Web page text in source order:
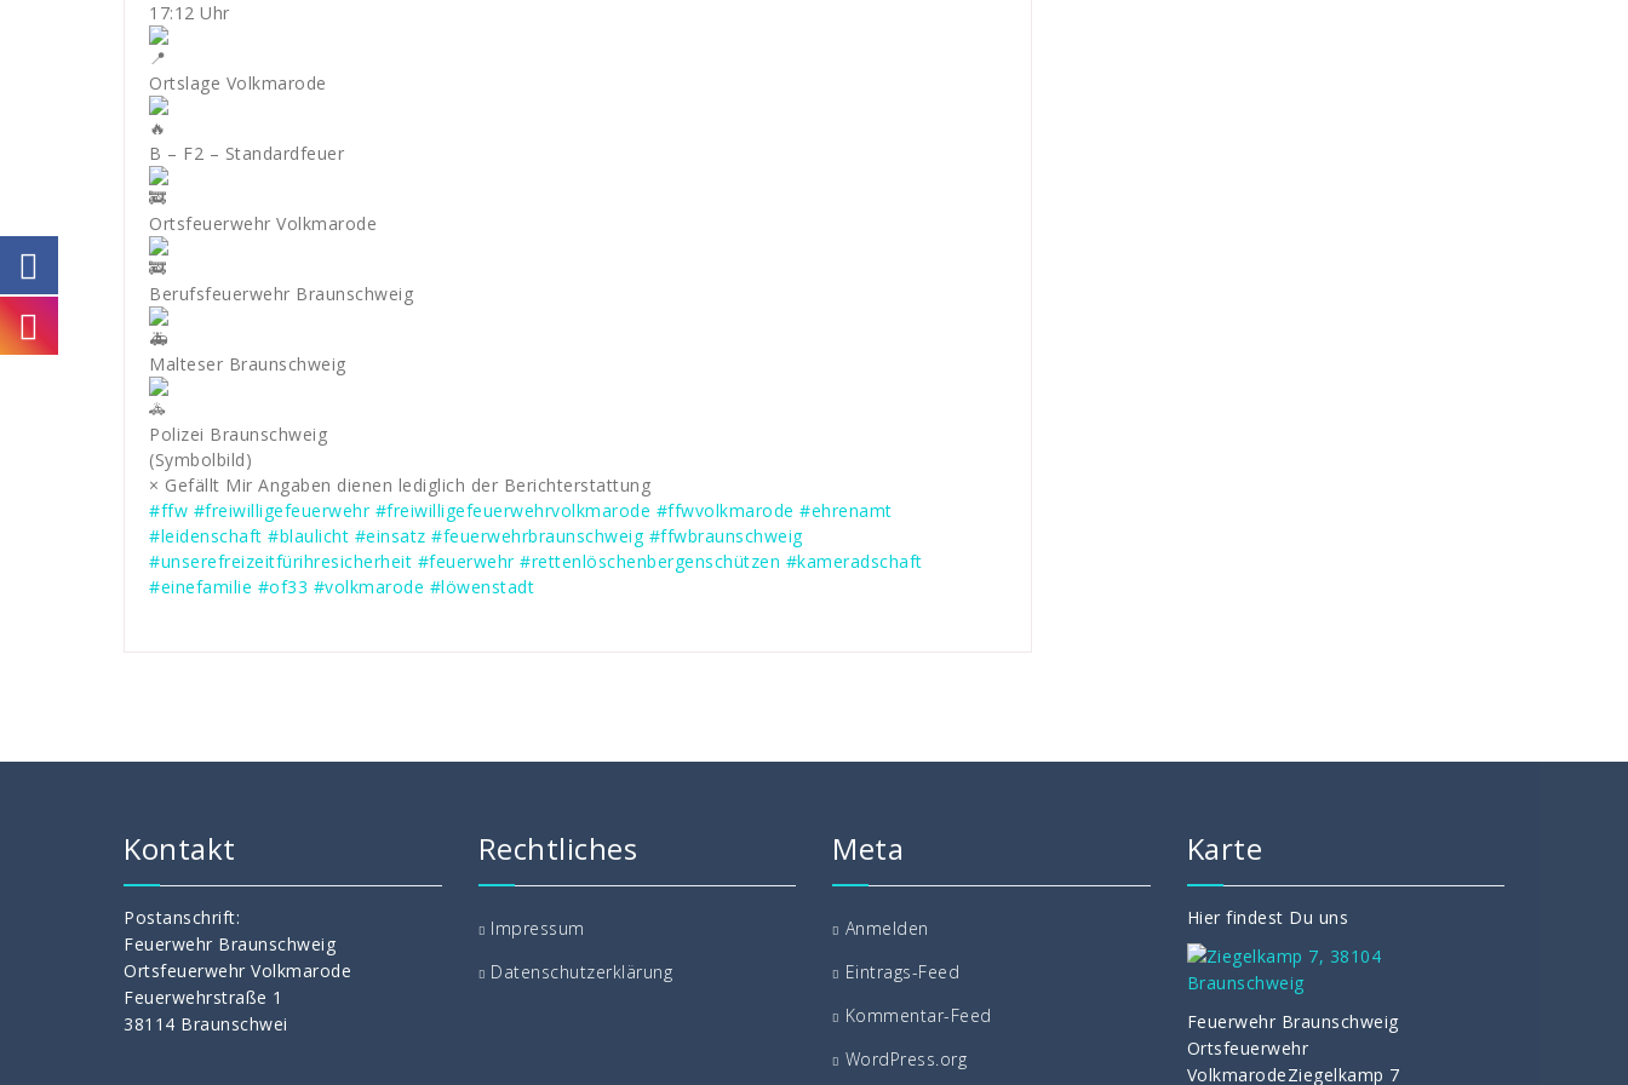
17:12 Uhr
Ortslage Volkmarode
B – F2 – Standardfeuer
Ortsfeuerwehr Volkmarode
Berufsfeuerwehr Braunschweig
Malteser Braunschweig
Polizei Braunschweig
(Symbolbild)
× Gefällt Mir Angaben dienen lediglich der Berichterstattung
#ffw #freiwilligefeuerwehr #freiwilligefeuerwehrvolkmarode #ffwvolkmarode #ehrenamt
#leidenschaft #blaulicht #einsatz #feuerwehrbraunschweig #ffwbraunschweig
#unserefreizeitfürihresicherheit #feuerwehr #rettenlöschenbergenschützen #kameradschaft
#einefamilie #of33 #volkmarode #löwenstadt
Kontakt
Postanschrift:
Feuerwehr Braunschweig
Ortsfeuerwehr Volkmarode
Feuerwehrstraße 1
38114 Braunschwei
Rechtliches
Impressum
Datenschutzerklärung
Meta
Anmelden
Eintrags-Feed
Kommentar-Feed
WordPress.org
Karte
Hier findest Du uns
Feuerwehr Braunschweig
Ortsfeuerwehr
VolkmarodeZiegelkamp 7